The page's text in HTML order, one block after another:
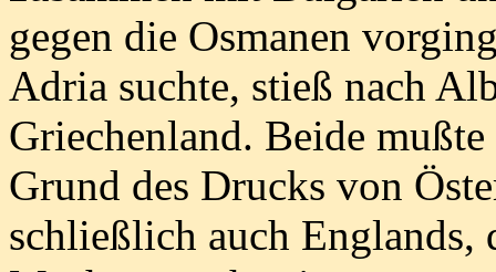
gegen die Osmanen
Adria suchte, stieß nach
Griechenland. Beide
Grund des Drucks von
schließlich auch Englands,